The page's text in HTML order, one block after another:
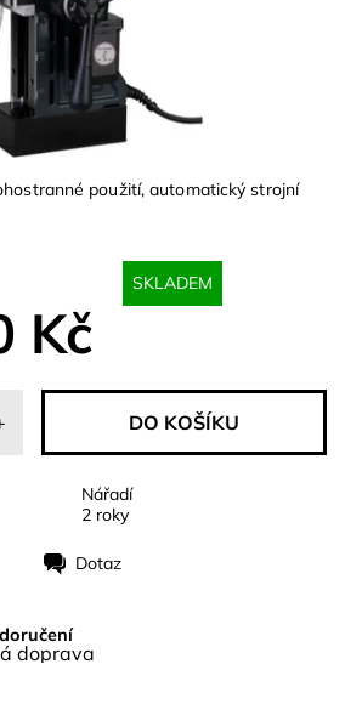
použití, automatický strojní
SKLADEM
Kč
Nářadí
2 roky
Dotaz
doprava